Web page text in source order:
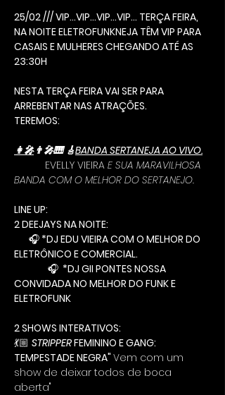
25/02 /// VIP...VIP...VIP...VIP... TERÇA FEIRA,
NA NOITE ELETROFUNKNEJA TÊM VIP PARA
CASAIS E MULHERES CHEGANDO ATÉ AS
23:30H
NESTA TERÇA FEIRA VAI SER PARA
ARREBENTAR NAS ATRAÇÕES.
TEREMOS:
👩‍🎤👨‍🎤🎹 🎸BANDA SERTANEJA AO VIVO.
EVELLY VIEIRA E SUA MARAVILHOSA
BANDA COM O MELHOR DO SERTANEJO.
LINE UP:
2 DEEJAYS NA NOITE:
🎧 *DJ EDU VIEIRA COM O MELHOR DO
ELETRÔNICO E COMERCIAL.
🎧
  *DJ GII PONTES NOSSA
CONVIDADA NO MELHOR DO FUNK E
ELETROFUNK
2 SHOWS INTERATIVOS:
💃🏼 STRIPPER FEMININO E GANG:
TEMPESTADE NEGRA" Vem com um
show de deixar todos de boca
aberta"